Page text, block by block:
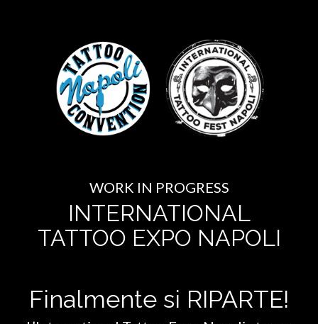
WORK IN PROGRESS
INTERNATIONAL
TATTOO EXPO NAPOLI
Finalmente si RIPARTE!